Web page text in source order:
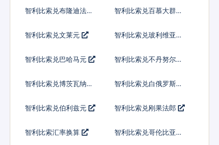
智利比索兑布隆迪法郎
智利比索兑百慕大群岛
智利比索兑文莱元 智利比索兑玻利维亚诺
智利比索兑巴哈马元
智利比索兑不丹努尔特
智利比索兑博茨瓦纳普
智利比索兑白俄罗斯卢
智利比索兑伯利兹元 智利比索兑刚果法郎
智利比索汇率换算
智利比索兑哥伦比亚比